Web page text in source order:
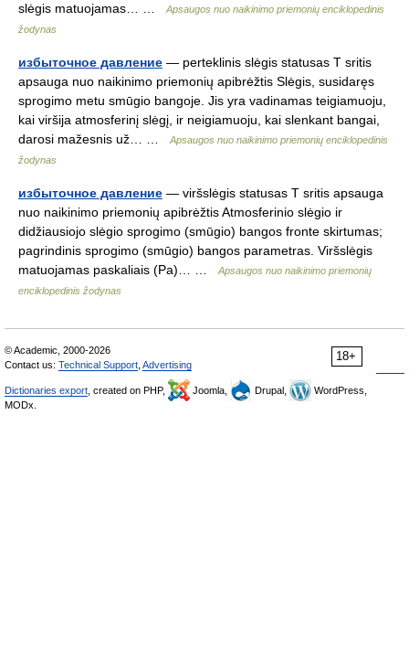
slėgis matuojamas… …
Apsaugos nuo naikinimo priemonių enciklopedinis
žodynas
избыточное давление — perteklinis slėgis statusas T sritis
apsauga nuo naikinimo priemonių apibrėžtis Slėgis, susidaręs
sprogimo metu smūgio bangoje. Jis yra vadinamas teigiamuoju,
kai viršija atmosferinį slėgį, ir neigiamuoju, kai slenkant bangai,
darosi mažesnis už… …
Apsaugos nuo naikinimo priemonių enciklopedinis
žodynas
избыточное давление — viršslėgis statusas T sritis apsauga
nuo naikinimo priemonių apibrėžtis Atmosferinio slėgio ir
didžiausiojo slėgio sprogimo (smūgio) bangos fronte skirtumas;
pagrindinis sprogimo (smūgio) bangos parametras. Viršslėgis
matuojamas paskaliais (Pa)… …
Apsaugos nuo naikinimo priemonių
enciklopedinis žodynas
18+
© Academic, 2000-2026
Contact us: Technical Support Advertising
Dictionaries export , created on PHP, Joomla, Drupal,
WordPress,
MODx.